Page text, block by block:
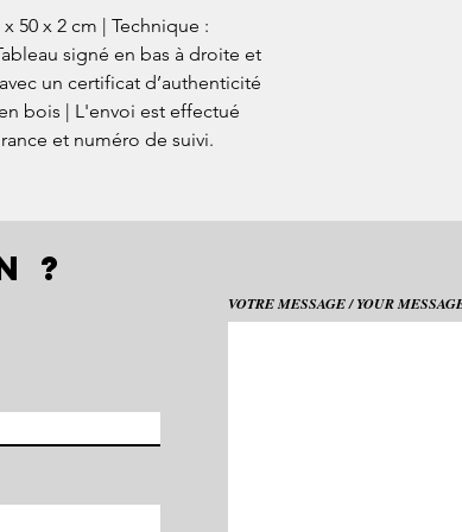
50 x 2 cm | Technique :
signé en bas à droite et
un certificat d’authenticité
bois | L'envoi est effectué
et numéro de suivi.
?
VOTRE MESSAGE / YOUR